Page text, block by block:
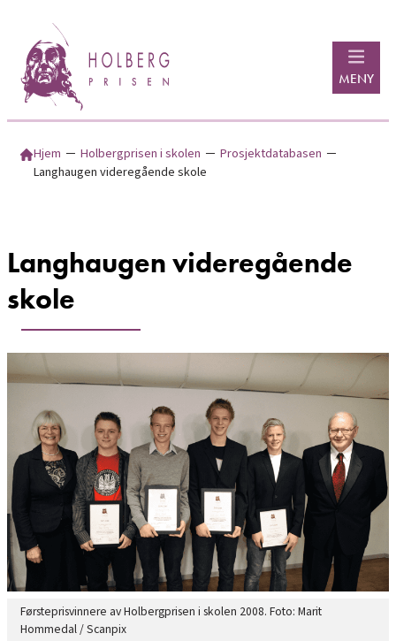
innhold
MENY
Hjem ─ Holbergprisen i skolen ─ Prosjektdatabasen ─
Langhaugen videregående skole
Langhaugen videregående
skole
Førsteprisvinnere av Holbergprisen i skolen 2008. Foto: Marit
Hommedal / Scanpix